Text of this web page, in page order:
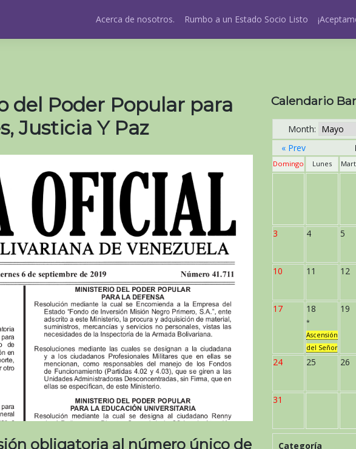
Acerca de nosotros. Rumbo a un Estado Socio Listo
del Poder Popular para
Justicia Y Paz
obligatoria al número único de
Calendario
Month:
« Prev
Domingo Lunes
3 4 5
10 11 12
17 18
*
Ascensión
del Señor
19
24 25 26
31
Categoría